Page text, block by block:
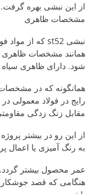
از این نبشی بهره گرفت.
مشخصات ظاهری
همانند مشخصات ظاهری
شود. دارای ظاهری
رایج در فولاد معمولی
مقابل زنگ زدگی
به رنگ آمیزی یا اعمال
عمر محصول بیشتر گردد.
هنگامی که قصد